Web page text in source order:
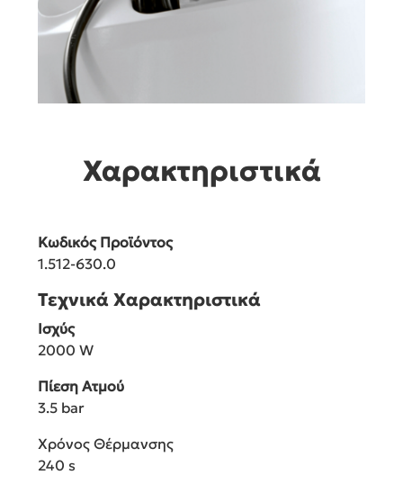
Ασφαλής αποθήκευση του καλωδίου και άλλων
εξαρτημάτων.